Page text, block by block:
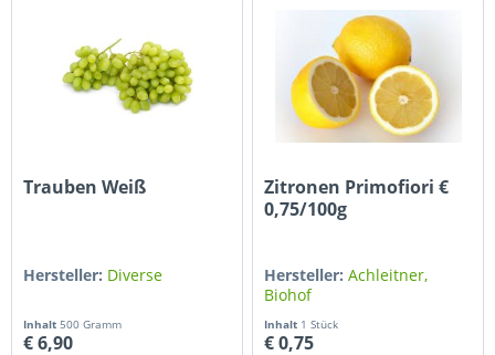
Trauben Weiß
Hersteller: Diverse
Inhalt500 Gramm
€ 6,90
Zitronen Primofiori €
0,75/100g
Hersteller: Achleitner,
Biohof
Inhalt 1 Stück
€ 0,75